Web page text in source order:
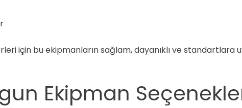
için bu ekipmanların sağlam, dayanıklı ve standartlara
Ekipman